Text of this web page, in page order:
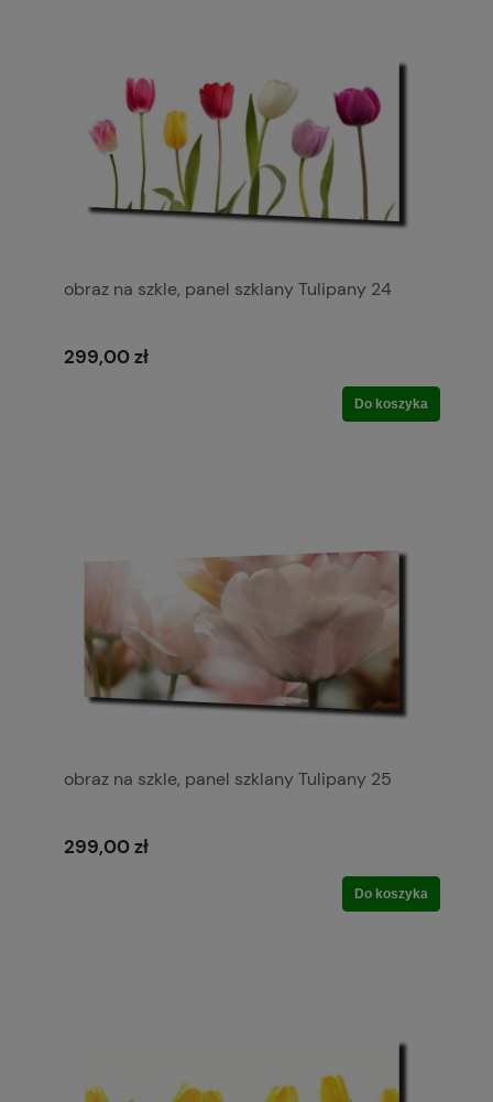
obraz na szkle, panel szklany Tulipany 24
299,00 zł
Do koszyka
obraz na szkle, panel szklany Tulipany 25
299,00 zł
Do koszyka